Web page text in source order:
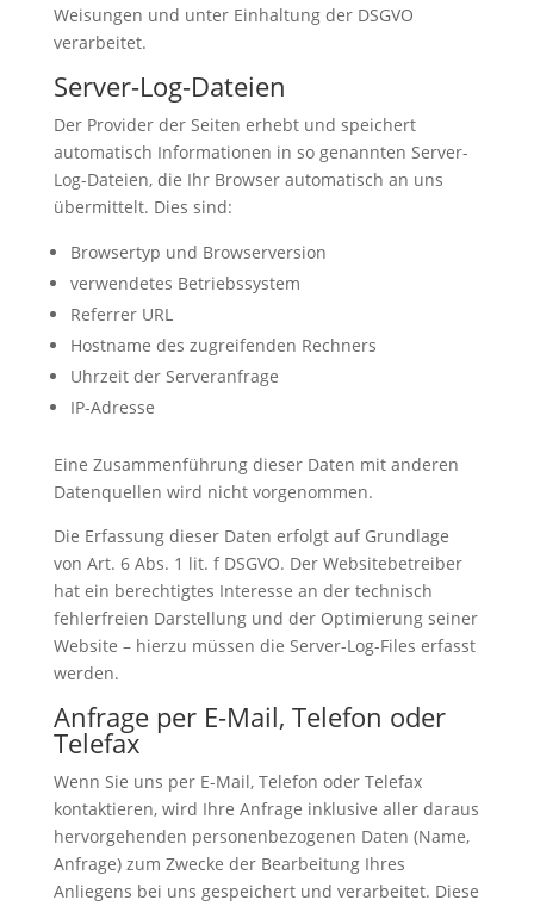
Weisungen und unter Einhaltung der DSGVO
verarbeitet.
Server-Log-Dateien
Der Provider der Seiten erhebt und speichert
automatisch Informationen in so genannten Server-
Log-Dateien, die Ihr Browser automatisch an uns
übermittelt. Dies sind:
Browsertyp und Browserversion
verwendetes Betriebssystem
Referrer URL
Hostname des zugreifenden Rechners
Uhrzeit der Serveranfrage
IP-Adresse
Eine Zusammenführung dieser Daten mit anderen
Datenquellen wird nicht vorgenommen.
Die Erfassung dieser Daten erfolgt auf Grundlage
von Art. 6 Abs. 1 lit. f DSGVO. Der Websitebetreiber
hat ein berechtigtes Interesse an der technisch
fehlerfreien Darstellung und der Optimierung seiner
Website – hierzu müssen die Server-Log-Files erfasst
werden.
Anfrage per E-Mail, Telefon oder
Telefax
Wenn Sie uns per E-Mail, Telefon oder Telefax
kontaktieren, wird Ihre Anfrage inklusive aller daraus
hervorgehenden personenbezogenen Daten (Name,
Anfrage) zum Zwecke der Bearbeitung Ihres
Anliegens bei uns gespeichert und verarbeitet. Diese